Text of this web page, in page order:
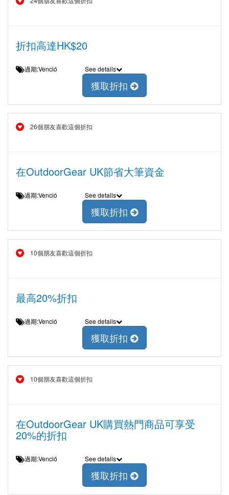
折扣高達HK$20
過期:Venció See details
獲取折扣
26個朋友喜歡這個折扣
在OutdoorGear UK節省大筆資金
過期:Venció See details
獲取折扣
10個朋友喜歡這個折扣
最高20%折扣
過期:Venció See details
獲取折扣
10個朋友喜歡這個折扣
在OutdoorGear UK購買熱門商品可享受
20%的折扣
過期:Venció See details
獲取折扣